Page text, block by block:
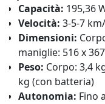
Capacità: 195,36
Velocità: 3-5-7
Dimensioni:
maniglie: 516 x
Peso: Corpo: 3,4
kg (con batteria)
Autonomia: Fino